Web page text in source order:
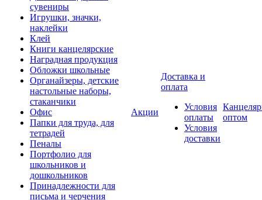
сувениры
Игрушки, значки,
наклейки
Клей
Книги канцелярские
Наградная продукция
Обложки школьные
Органайзеры, детские
настольные наборы,
стаканчики
Офис
Папки для труда, для
тетрадей
Пеналы
Портфолио для
школьников и
дошкольников
Принадлежности для
письма и черчения
Акции
Доставка и
оплата
Условия
оплаты
Условия
доставки
оптом